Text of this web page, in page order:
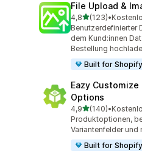
File Upload &
4,8von 5 Sternen
(123)
123 Rezensionen
•
Benutzerdefinierter
dem Kund:innen
Bestellung
Built for Shopify
Eazy Customize
Options
4,9von 5 Sternen
(140)
140 Rezensionen
•
Produktoptionen,
Variantenfelder und
Built for Shopify